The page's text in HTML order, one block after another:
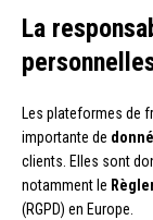
La
Les plateformes de
importante de
clients. Elles sont
notamment le
(RGPD) en Europe.